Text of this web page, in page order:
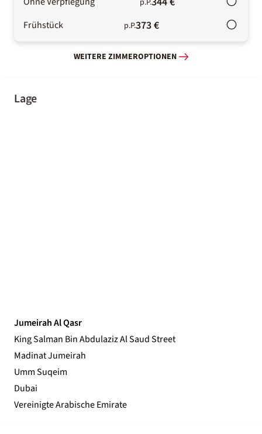
Frühstück p.P.373 €
WEITERE ZIMMEROPTIONEN
Lage
Jumeirah Al Qasr
King Salman Bin Abdulaziz Al Saud Street
Madinat Jumeirah
Umm Suqeim
Dubai
Vereinigte Arabische Emirate